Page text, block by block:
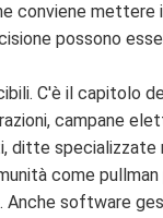
conviene
possono
C'è il capitolo
campane
specializzate
come
software